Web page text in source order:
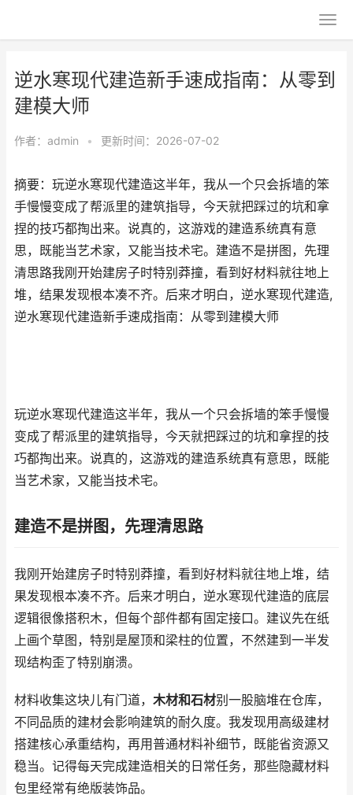
逆水寒现代建造新手速成指南：从零到
建模大师
作者： admin • 更新时间：2026-07-02
摘要：玩逆水寒现代建造这半年，我从一个只会拆墙的笨
手慢慢变成了帮派里的建筑指导，今天就把踩过的坑和拿
捏的技巧都掏出来。说真的，这游戏的建造系统真有意
思，既能当艺术家，又能当技术宅。建造不是拼图，先理
清思路我刚开始建房子时特别莽撞，看到好材料就往地上
堆，结果发现根本凑不齐。后来才明白，逆水寒现代建造,
逆水寒现代建造新手速成指南：从零到建模大师
玩逆水寒现代建造这半年，我从一个只会拆墙的笨手慢慢
变成了帮派里的建筑指导，今天就把踩过的坑和拿捏的技
巧都掏出来。说真的，这游戏的建造系统真有意思，既能
当艺术家，又能当技术宅。
建造不是拼图，先理清思路
我刚开始建房子时特别莽撞，看到好材料就往地上堆，结
果发现根本凑不齐。后来才明白，逆水寒现代建造的底层
逻辑很像搭积木，但每个部件都有固定接口。建议先在纸
上画个草图，特别是屋顶和梁柱的位置，不然建到一半发
现结构歪了特别崩溃。
材料收集这块儿有门道， 木材和石材别一股脑堆在仓库，
不同品质的建材会影响建筑的耐久度。我发现用高级建材
搭建核心承重结构，再用普通材料补细节，既能省资源又
稳当。记得每天完成建造相关的日常任务，那些隐藏材料
包里经常有绝版装饰品。